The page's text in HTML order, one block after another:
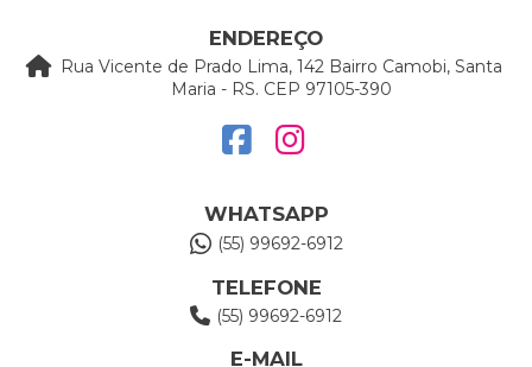
ENDEREÇO
Rua Vicente de Prado Lima, 142 Bairro Camobi, Santa
Maria - RS. CEP 97105-390
WHATSAPP
(55) 99692-6912
TELEFONE
(55) 99692-6912
E-MAIL